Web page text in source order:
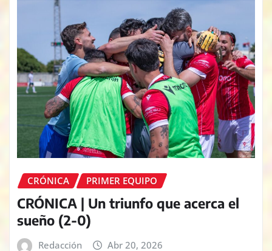
CRÓNICA PRIMER EQUIPO
CRÓNICA | Un triunfo que acerca el
sueño (2-0)
Redacción Abr 20, 2026